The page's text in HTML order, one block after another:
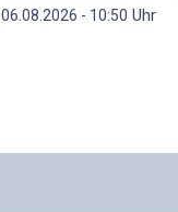
06.08.2026 - 10:50 Uhr